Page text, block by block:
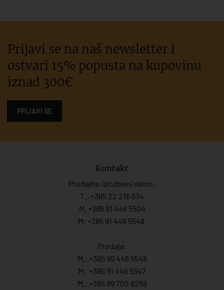
Prijavi se na naš newsletter i
ostvari 15% popusta na kupovinu
iznad 300€
PRIJAVI SE
Kontakt
Prodajno izložbeni salon:
T.: +385 22 216 634
M. +385 91 446 5504
M: +385 91 446 5548
Prodaja:
M.: +385 99 446 5548
M: +385 91 446 5547
M.: +385 99 702 8258